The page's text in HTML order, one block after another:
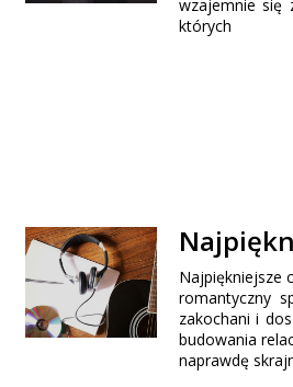
wzajemnie się
których
Najpiękniejsze
romantyczny
zakochani i
budowania
naprawdę